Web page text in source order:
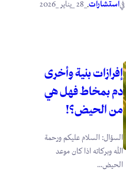
فياستشارات.
إفرازات بنية وأخرى
دم بمخاط فهل هي
من الحيض؟!
السؤال: السلام عليكم ورحمة
الله وبركاته اذا كان موعد
الحيض...